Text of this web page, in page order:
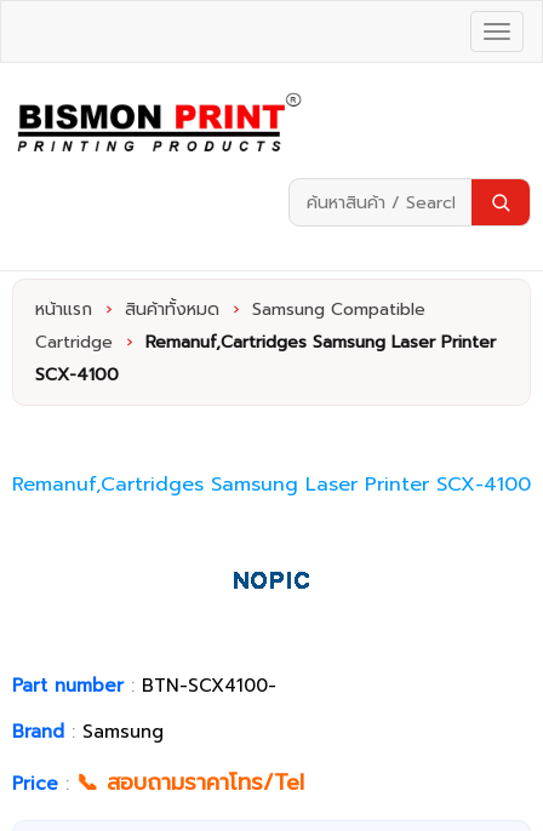
หน้าแรก › สินค้าทั้งหมด › Samsung Compatible
Cartridge
› Remanuf,Cartridges Samsung Laser Printer
SCX-4100
Remanuf,Cartridges Samsung Laser Printer SCX-4100
Part number: BTN-SCX4100-
Brand : Samsung
Price : 📞 สอบถามราคาโทร/Tel